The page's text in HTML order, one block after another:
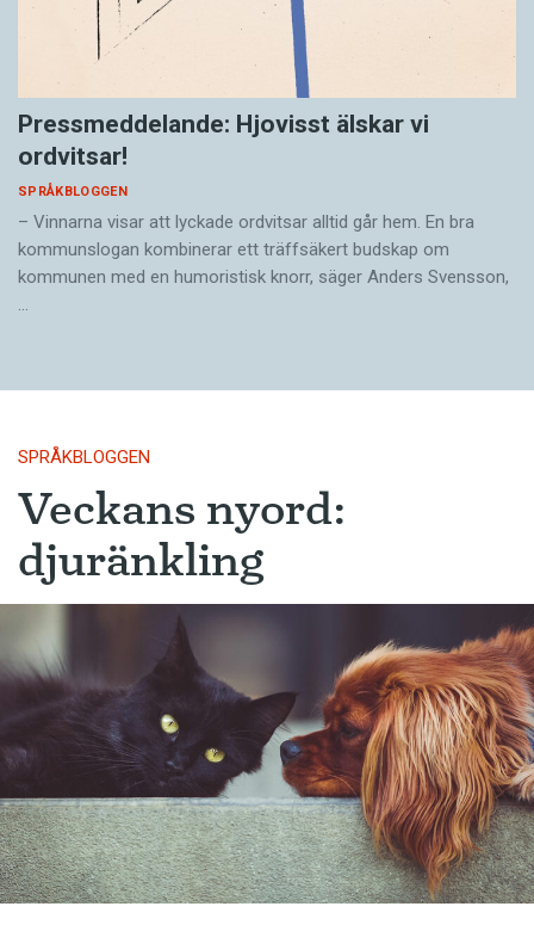
Pressmeddelande: Hjovisst älskar vi
ordvitsar!
SPRÅKBLOGGEN
– Vinnarna visar att lyckade ordvitsar alltid går hem. En bra
kommunslogan kombinerar ett träffsäkert budskap om
kommunen med en humoristisk knorr, säger Anders Svensson,
…
SPRÅKBLOGGEN
Veckans nyord:
djuränkling